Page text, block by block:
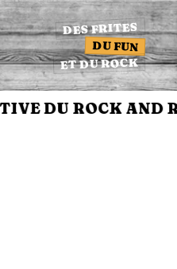
DES FRITES
DU FUN
ET DU ROCK
DU ROCK AND